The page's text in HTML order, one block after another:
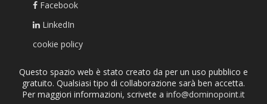
Facebook
LinkedIn
cookie policy
Questo spazio web è stato creato da per un uso pubblico e
gratuito. Qualsiasi tipo di collaborazione sarà ben accetta.
Per maggiori informazioni, scrivete a info@dominopoint.it